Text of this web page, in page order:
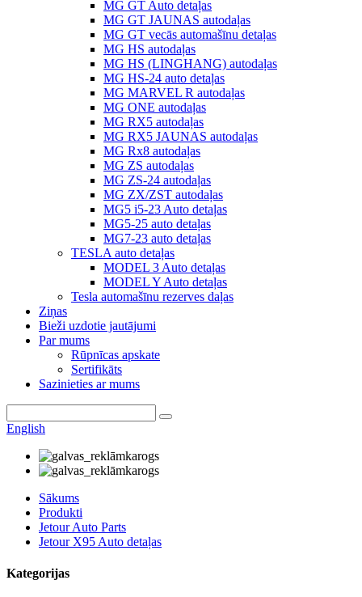
MG GT Auto detaļas
MG GT JAUNAS autodaļas
MG GT vecās automašīnu detaļas
MG HS autodaļas
MG HS (LINGHANG) autodaļas
MG HS-24 auto detaļas
MG MARVEL R autodaļas
MG ONE autodaļas
MG RX5 autodaļas
MG RX5 JAUNAS autodaļas
MG Rx8 autodaļas
MG ZS autodaļas
MG ZS-24 autodaļas
MG ZX/ZST autodaļas
MG5 i5-23 Auto detaļas
MG5-25 auto detaļas
MG7-23 auto detaļas
TESLA auto detaļas
MODEL 3 Auto detaļas
MODEL Y Auto detaļas
Tesla automašīnu rezerves daļas
Ziņas
Bieži uzdotie jautājumi
Par mums
Rūpnīcas apskate
Sertifikāts
Sazinieties ar mums
English
Sākums
Produkti
Jetour Auto Parts
Jetour X95 Auto detaļas
Kategorijas